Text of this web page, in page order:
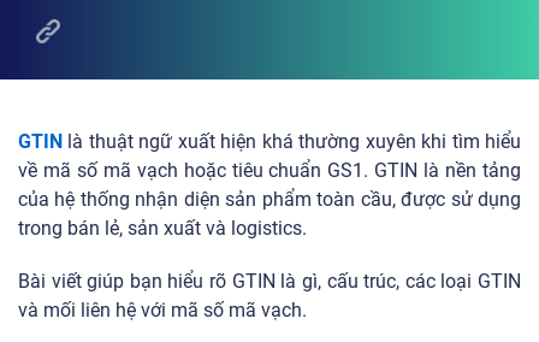
GTIN là thuật ngữ xuất hiện khá thường xuyên khi tìm hiểu
về mã số mã vạch hoặc tiêu chuẩn GS1. GTIN là nền tảng
của hệ thống nhận diện sản phẩm toàn cầu, được sử dụng
trong bán lẻ, sản xuất và logistics.
Bài viết giúp bạn hiểu rõ GTIN là gì, cấu trúc, các loại GTIN
và mối liên hệ với mã số mã vạch.